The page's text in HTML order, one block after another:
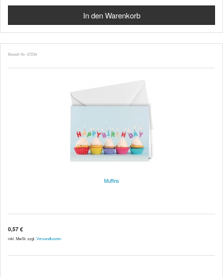
Bestell-Nr. 47234
Muffins
0,57 €
inkl. MwSt. zzgl. Versandkosten